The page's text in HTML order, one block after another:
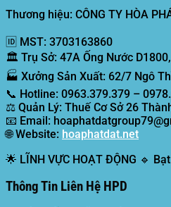
Thương hiệu: CÔNG TY HÒA
🆔 MST: 3703163860
🏛️ Trụ Sở: 47A Ống Nước
🏭 Xưởng Sản Xuất: 62/7 Ngô
📞 Hotline: 0963.379.379 –
⚖️ Quản Lý: Thuế Cơ Sở 26
📧 Email:
🌐Website: hoaphatdat.net
🌟 LĨNH VỰC HOẠT ĐỘNG 🔹
Thông Tin Liên Hệ HPD